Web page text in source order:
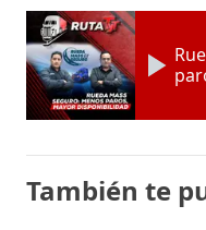
También te